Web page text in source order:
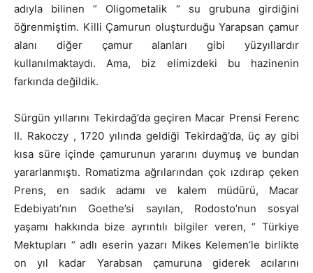
adıyla bilinen “ Oligometalik “ su grubuna girdiğini
öğrenmiştim. Killi Çamurun oluşturduğu Yarapsan çamur
alanı diğer çamur alanları gibi yüzyıllardır
kullanılmaktaydı. Ama, biz elimizdeki bu hazinenin
farkında değildik.
Sürgün yıllarını Tekirdağ’da geçiren Macar Prensi Ferenc
II. Rakoczy , 1720 yılında geldiği Tekirdağ’da, üç ay gibi
kısa süre içinde çamurunun yararını duymuş ve bundan
yararlanmıştı. Romatizma ağrılarından çok ızdırap çeken
Prens, en sadık adamı ve kalem müdürü, Macar
Edebiyatı’nın Goethe’si sayılan, Rodosto’nun sosyal
yaşamı hakkında bize ayrıntılı bilgiler veren, “ Türkiye
Mektupları “ adlı eserin yazarı Mikes Kelemen’le birlikte
on yıl kadar Yarabsan çamuruna giderek acılarını